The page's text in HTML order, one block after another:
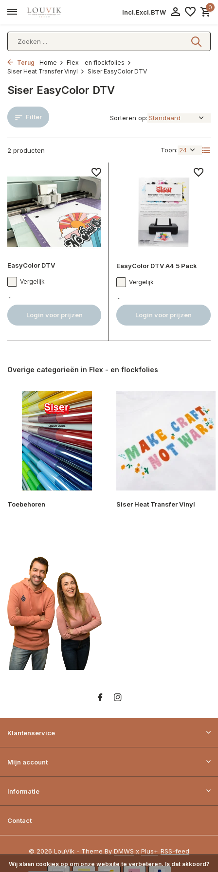
Incl.Excl.BTW
0
Terug Home
Flex - en flockfolies
Siser Heat Transfer Vinyl
Siser EasyColor DTV
Siser EasyColor DTV
Filter
2 producten Toon:
Sorteren op:
EasyColor DTV
Vergelijk
...
Login voor prijzen
EasyColor DTV A4 5 Pack
Vergelijk
...
Login voor prijzen
Overige categorieën in Flex - en flockfolies
Toebehoren Siser Heat Transfer Vinyl
Klantenservice
Mijn account
Informatie
Contact
© 2026 LouVik - Theme By DMWS x Plus+ RSS-feed
Wij slaan cookies op om onze website te verbeteren. Is dat akkoord?